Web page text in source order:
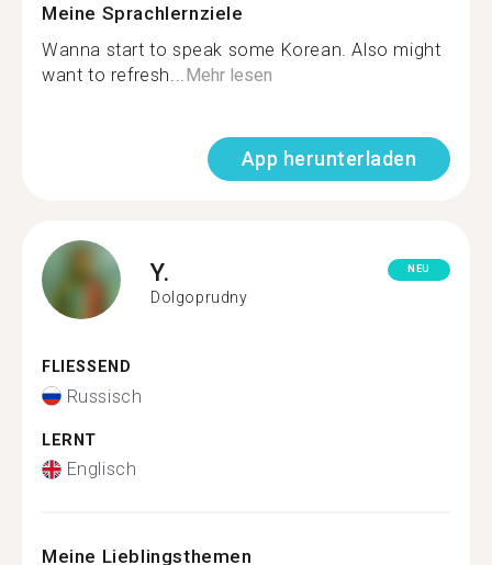
Meine Sprachlernziele
Wanna start to speak some Korean. Also might
want to refresh...Mehr lesen
App herunterladen
Y.
Dolgoprudny
NEU
FLIESSEND
Russisch
LERNT
Englisch
Meine Lieblingsthemen